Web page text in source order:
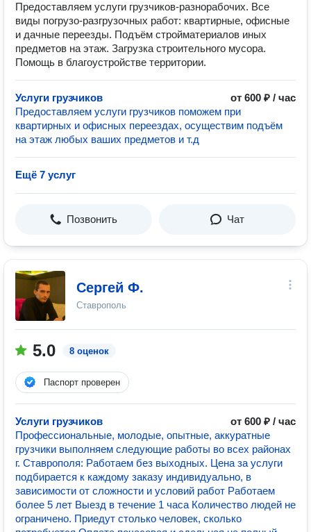
Предоставляем услуги грузчиков-разнорабочих. Все
виды погрузо-разгрузочных работ: квартирные, офисные
и дачные переезды. Подъём стройматериалов иных
предметов на этаж. Загрузка строительного мусора.
Помощь в благоустройстве территории.
Услуги грузчиков
от 600 ₽ / час
Предоставляем услуги грузчиков поможем при
квартирных и офисных переездах, осуществим подъём
на этаж любых ваших предметов и т.д
Ещё 7 услуг
Позвонить Чат
Сергей Ф.
Ставрополь
5.0 8 оценок
Паспорт проверен
Услуги грузчиков
от 600 ₽ / час
Профессиональные, молодые, опытные, аккуратные
грузчики выполняем следующие работы во всех районах
г. Ставрополя: Работаем без выходных. Цена за услуги
подбирается к каждому заказу индивидуально, в
зависимости от сложности и условий работ Работаем
более 5 лет Выезд в течение 1 часа Количество людей не
ограничено. Приедут столько человек, сколько